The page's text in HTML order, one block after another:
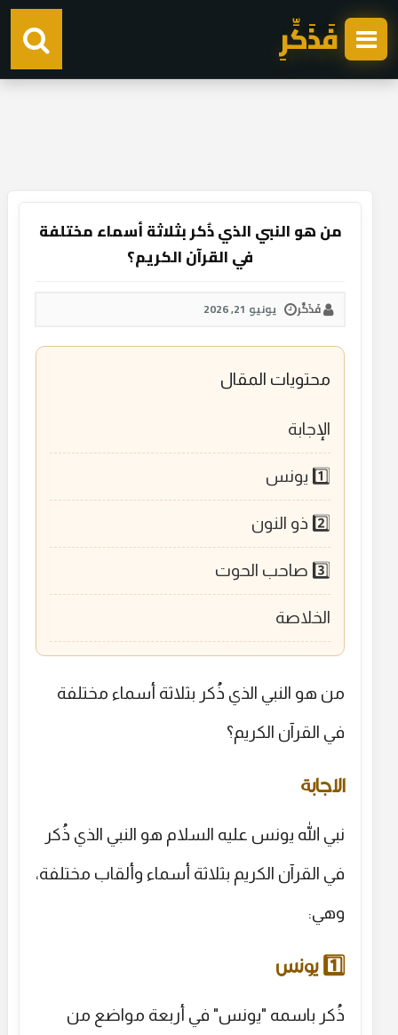
فَذَكِّرِ
من هو النبي الذي ذُكر بثلاثة أسماء مختلفة
في القرآن الكريم؟
فَذَكِّر يونيو 21, 2026
محتويات المقال
الإجابة
1️⃣ يونس
2️⃣ ذو النون
3️⃣ صاحب الحوت
الخلاصة
من هو النبي الذي ذُكر بثلاثة أسماء مختلفة
في القرآن الكريم؟
الإجابة
نبي الله يونس عليه السلام هو النبي الذي ذُكر
في القرآن الكريم بثلاثة أسماء وألقاب مختلفة،
وهي:
1️⃣ يونس
ذُكر باسمه "يونس" في أربعة مواضع من